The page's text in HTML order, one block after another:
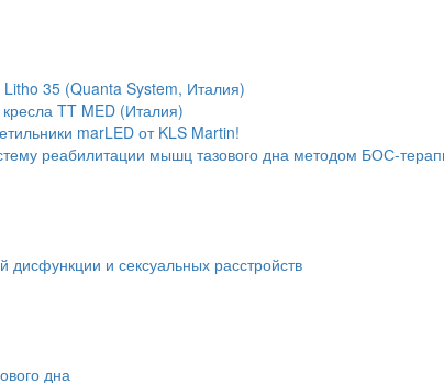
35 (Quanta System, Италия)
TT MED (Италия)
marLED от KLS Martin!
реабилитации мышц тазового дна методом БОС-
дисфункции и сексуальных расстройств
дна